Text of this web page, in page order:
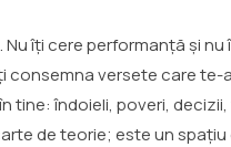
îți cere performanță și nu
versete care
îndoieli, poveri,
de teorie; este un